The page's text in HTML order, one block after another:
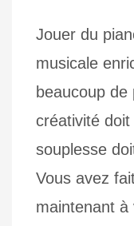
Jouer du
musicale
beaucoup de
créativité
souplesse
Vous avez
maintenant